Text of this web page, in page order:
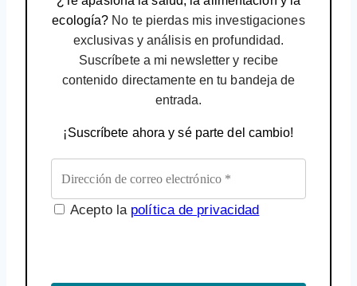
ecología? No te pierdas mis investigaciones
exclusivas y análisis en profundidad.
Suscríbete a mi newsletter y recibe
contenido directamente en tu bandeja de
entrada.
¡Suscríbete ahora y sé parte del cambio!
Acepto la política de privacidad